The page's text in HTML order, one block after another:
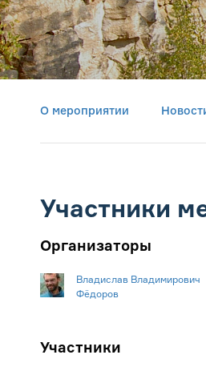
О мероприятии
Участники
Организаторы
Владислав Владимирович
Фёдоров
Участники